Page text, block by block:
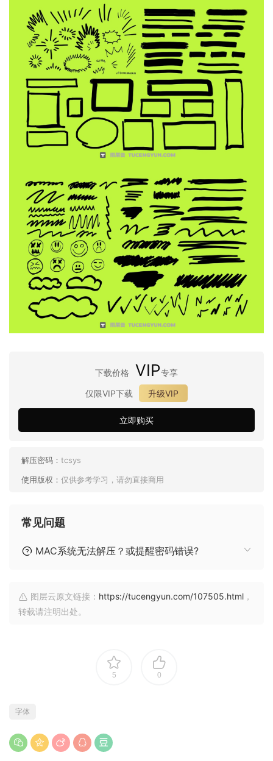
下载价格 VIP专享
仅限VIP下载
升级VIP
立即购买
解压密码： tcsys
使用版权： 仅供参考学习，请勿直接商用
常见问题
MAC系统无法解压？或提醒密码错误?
图层云原文链接： https://tucengyun.com/107505.html ，
转载请注明出处。
5 0
字体